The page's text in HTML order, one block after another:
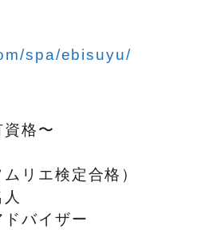
spa/ebisuyu/
格〜
リエ検定合格）
ドバイザー